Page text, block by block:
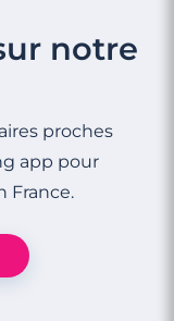
notre
proches
app pour
France.